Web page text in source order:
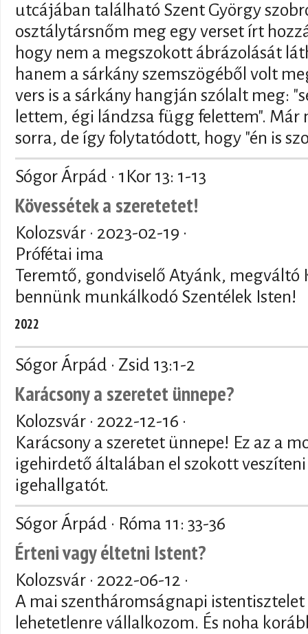
utcájában található Szent György
osztálytársnőm meg egy verset írt
hogy nem a megszokott ábrázolását
hanem a sárkány szemszögéből volt
vers is a sárkány hangján szólalt meg:
lettem, égi lándzsa függ felettem".
sorra, de így folytatódott, hogy "én is
Sógor Árpád · 1Kor 13: 1-13
Kövessétek a szeretetet!
Kolozsvár · 2023-02-19 ·
Prófétai ima
Teremtő, gondviselő Atyánk, megváltó
bennünk munkálkodó Szentélek Isten!
2022
Sógor Árpád · Zsid 13:1-2
Karácsony a szeretet ünnepe?
Kolozsvár · 2022-12-16 ·
Karácsony a szeretet ünnepe! Ez az a
igehirdető általában el szokott
igehallgatót.
Sógor Árpád · Róma 11: 33-36
Érteni vagy éltetni Istent?
Kolozsvár · 2022-06-12 ·
A mai szentháromságnapi
lehetetlenre vállalkozom. És noha